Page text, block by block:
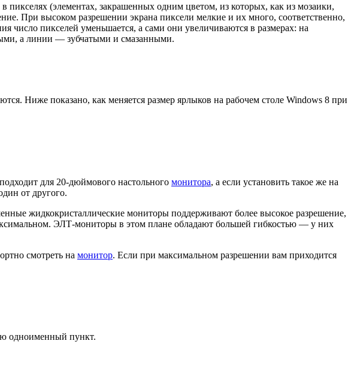
(элементах, закрашенных одним цветом, из которых, как из мозаики,
При высоком разрешении экрана пиксели мелкие и их много, соответственно,
пикселей уменьшается, а сами они увеличиваются в размерах: на
а линии — зубчатыми и смазанными.
Ниже показано, как меняется размер ярлыков на рабочем столе Windows 8 при
для 20-дюймового настольного монитора, а если установить такое же на
от другого.
жидкокристаллические мониторы поддерживают более высокое разрешение,
ЭЛТ-мониторы в этом плане обладают большей гибкостью — у них
смотреть на монитор. Если при максимальном разрешении вам приходится
одноименный пункт.